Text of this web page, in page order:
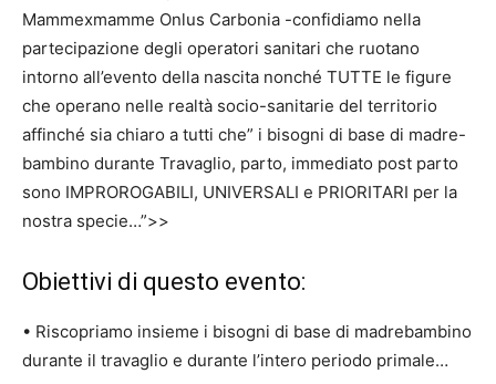
Mammexmamme Onlus Carbonia -confidiamo nella
partecipazione degli operatori sanitari che ruotano
intorno all’evento della nascita nonché TUTTE le figure
che operano nelle realtà socio-sanitarie del territorio
affinché sia chiaro a tutti che” i bisogni di base di madre-
bambino durante Travaglio, parto, immediato post parto
sono IMPROROGABILI, UNIVERSALI e PRIORITARI per la
nostra specie…”>>
Obiettivi di questo evento:
• Riscopriamo insieme i bisogni di base di madrebambino
durante il travaglio e durante l’intero periodo primale…